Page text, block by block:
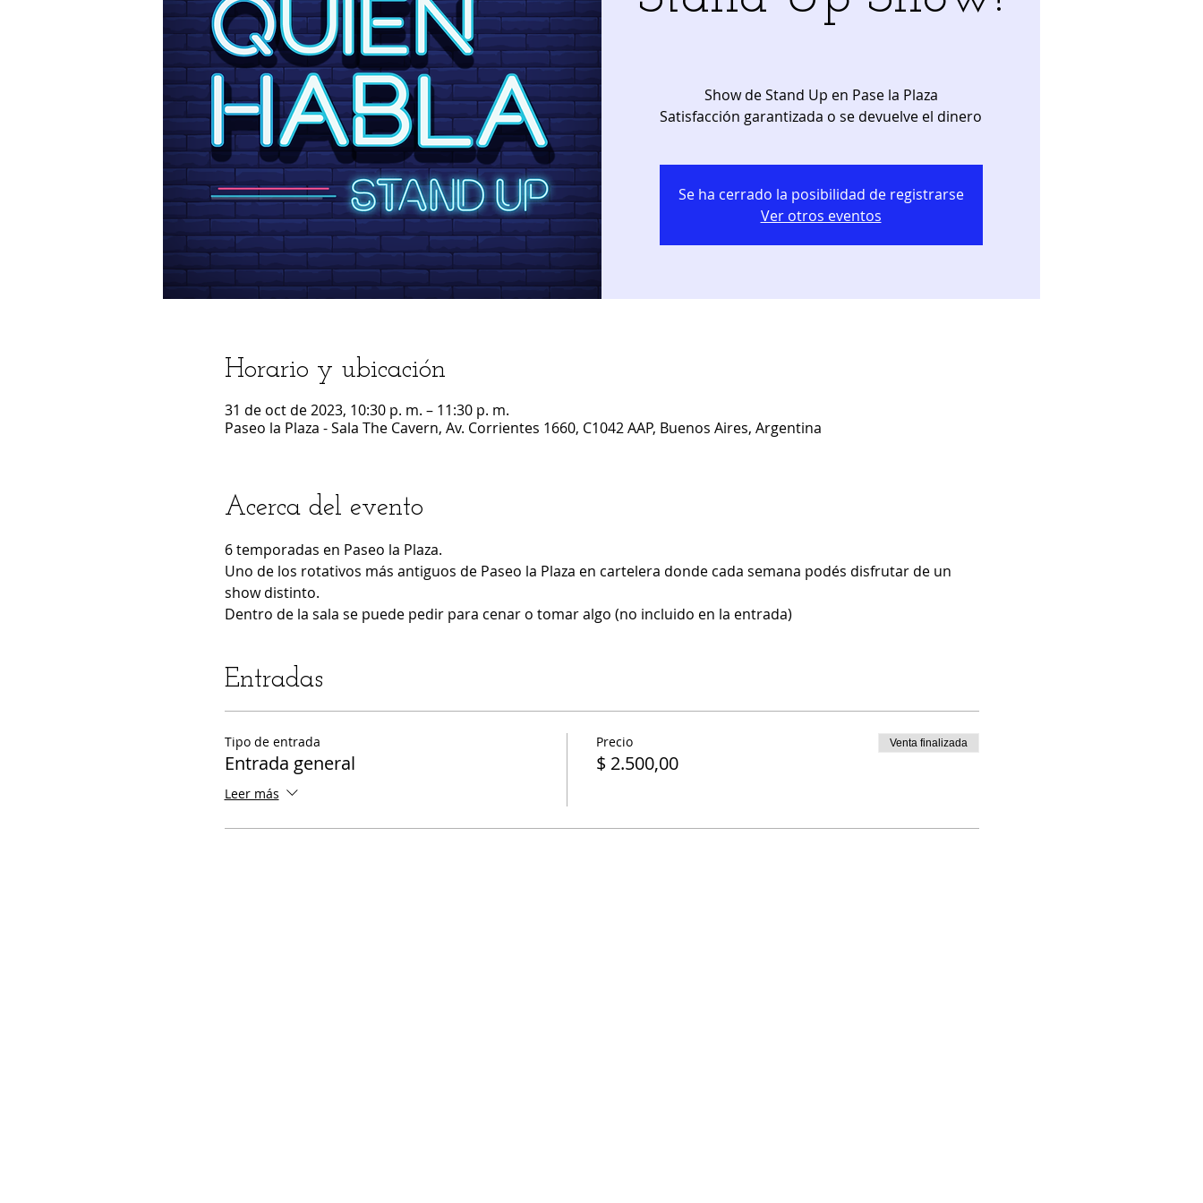
Show de Stand Up en Pase la Plaza
Satisfacción garantizada o se devuelve el dinero
Se ha cerrado la posibilidad de registrarse
Ver otros eventos
Horario y ubicación
31 de oct de 2023, 10:30 p. m. – 11:30 p. m.
Paseo la Plaza - Sala The Cavern, Av. Corrientes 1660, C1042 AAP, Buenos Aires, Argentina
Acerca del evento
6 temporadas en Paseo la Plaza.
Uno de los rotativos más antiguos de Paseo la Plaza en cartelera donde cada semana podés disfrutar de un
show distinto.
Dentro de la sala se puede pedir para cenar o tomar algo (no incluido en la entrada)
Entradas
Tipo de entrada
Entrada general
Leer más
Precio
$ 2.500,00
Venta finalizada